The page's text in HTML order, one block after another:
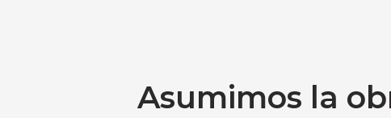
Asumimos la